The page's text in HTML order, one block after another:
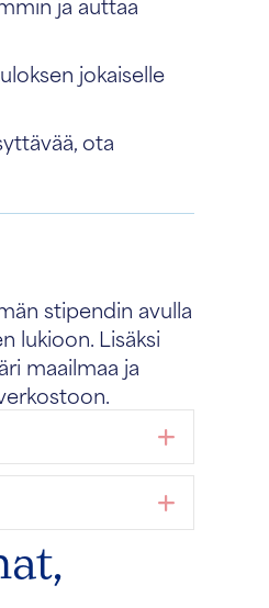
jokaiselle
ota
stipendin avulla
lukioon. Lisäksi
maailmaa ja